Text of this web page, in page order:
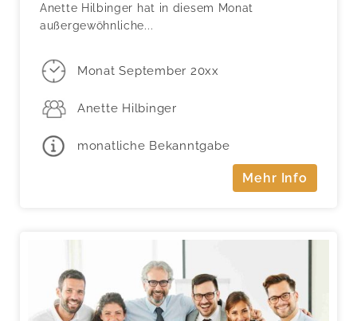
Anette Hilbinger hat in diesem Monat
außergewöhnliche...
Monat September 20xx
Anette Hilbinger
monatliche Bekanntgabe
Mehr Info